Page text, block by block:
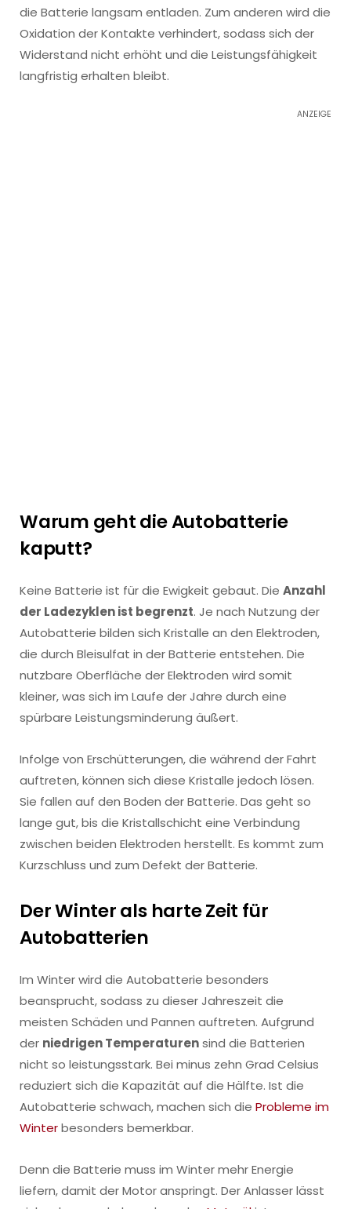
die Batterie langsam entladen. Zum anderen wird die
Oxidation der Kontakte verhindert, sodass sich der
Widerstand nicht erhöht und die Leistungsfähigkeit
langfristig erhalten bleibt.
ANZEIGE
Warum geht die Autobatterie
kaputt?
Keine Batterie ist für die Ewigkeit gebaut. Die Anzahl
der Ladezyklen ist begrenzt. Je nach Nutzung der
Autobatterie bilden sich Kristalle an den Elektroden,
die durch Bleisulfat in der Batterie entstehen. Die
nutzbare Oberfläche der Elektroden wird somit
kleiner, was sich im Laufe der Jahre durch eine
spürbare Leistungsminderung äußert.
Infolge von Erschütterungen, die während der Fahrt
auftreten, können sich diese Kristalle jedoch lösen.
Sie fallen auf den Boden der Batterie. Das geht so
lange gut, bis die Kristallschicht eine Verbindung
zwischen beiden Elektroden herstellt. Es kommt zum
Kurzschluss und zum Defekt der Batterie.
Der Winter als harte Zeit für
Autobatterien
Im Winter wird die Autobatterie besonders
beansprucht, sodass zu dieser Jahreszeit die
meisten Schäden und Pannen auftreten. Aufgrund
der niedrigen Temperaturensind die Batterien
nicht so leistungsstark. Bei minus zehn Grad Celsius
reduziert sich die Kapazität auf die Hälfte. Ist die
Autobatterie schwach, machen sich die Probleme im
Winterbesonders bemerkbar.
Denn die Batterie muss im Winter mehr Energie
liefern, damit der Motor anspringt. Der Anlasser lässt